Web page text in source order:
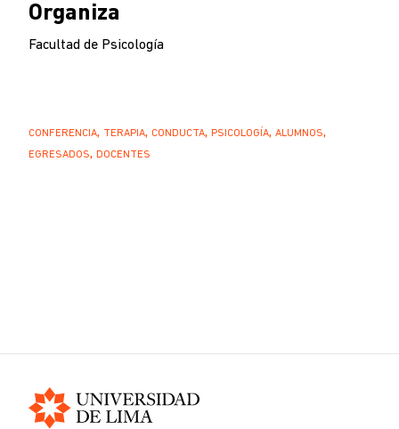
Organiza
Facultad de Psicología
CONFERENCIA TERAPIA CONDUCTA PSICOLOGÍA ALUMNOS
EGRESADOS
DOCENTES